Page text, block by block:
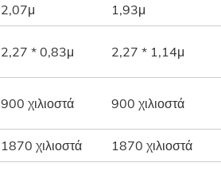
2,07μ
1,93μ
2,27 * 0,83μ 2,27 * 1,14μ
900 χιλιοστά 900 χιλιοστά
1870 χιλιοστά 1870 χιλιοστά